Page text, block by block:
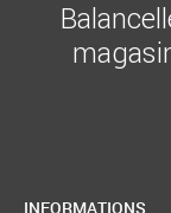
INFORMATIONS